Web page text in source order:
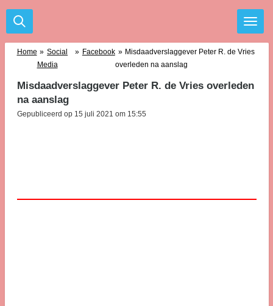
Ga
direct
hoofdinhoud
Home » Social
Media
» Facebook » Misdaadverslaggever Peter R. de Vries
overleden na aanslag
Misdaadverslaggever Peter R. de Vries overleden
na aanslag
Gepubliceerd op 15 juli 2021 om 15:55